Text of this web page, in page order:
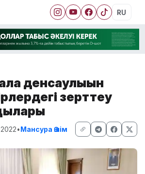
RU
денсаулығын
зерттеу
•Мансура Әшім